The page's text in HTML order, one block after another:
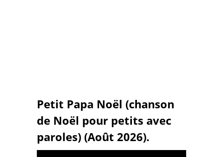
Petit Papa Noël (chanson
de Noël pour petits avec
paroles) (Août 2026).